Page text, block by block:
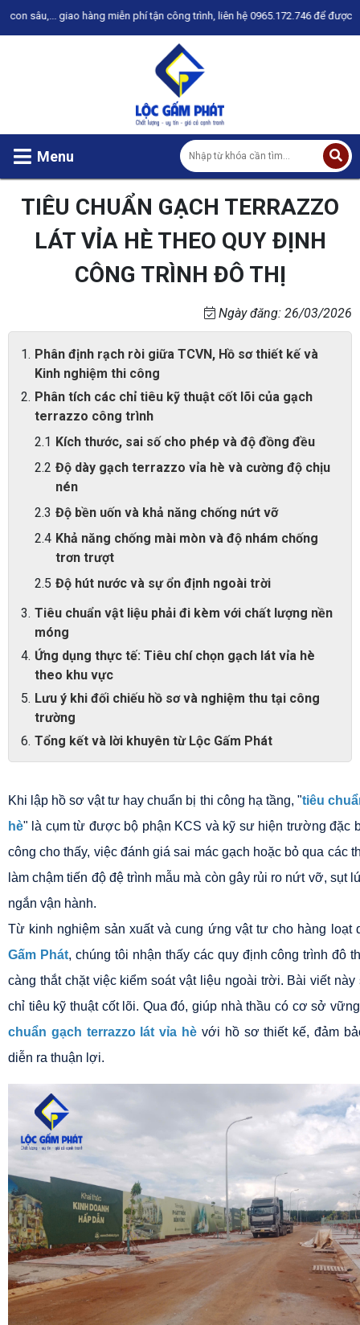
hàng miễn phí tận công trình, liên hệ 0965.172.746 để được tư vấn
Menu
TIÊU CHUẨN GẠCH TERRAZZO
LÁT VỈA HÈ THEO QUY ĐỊNH
CÔNG TRÌNH ĐÔ THỊ
Ngày đăng: 26/03/2026
Phân định rạch ròi giữa TCVN, Hồ sơ thiết kế và
Kinh nghiệm thi công
Phân tích các chỉ tiêu kỹ thuật cốt lõi của gạch
terrazzo công trình
Kích thước, sai số cho phép và độ đồng đều
Độ dày gạch terrazzo vỉa hè và cường độ chịu
nén
Độ bền uốn và khả năng chống nứt vỡ
Khả năng chống mài mòn và độ nhám chống
trơn trượt
Độ hút nước và sự ổn định ngoài trời
Tiêu chuẩn vật liệu phải đi kèm với chất lượng nền
móng
Ứng dụng thực tế: Tiêu chí chọn gạch lát vỉa hè
theo khu vực
Lưu ý khi đối chiếu hồ sơ và nghiệm thu tại công
trường
Tổng kết và lời khuyên từ Lộc Gấm Phát
Khi lập hồ sơ vật tư hay chuẩn bị thi công hạ tầng, "tiêu
hè" là cụm từ được bộ phận KCS và kỹ sư hiện trường đặc
công cho thấy, việc đánh giá sai mác gạch hoặc bỏ qua các
làm chậm tiến độ đệ trình mẫu mà còn gây rủi ro nứt vỡ, sụt
ngắn vận hành.
Từ kinh nghiệm sản xuất và cung ứng vật tư cho hàng
Gấm Phát, chúng tôi nhận thấy các quy định công trình đô
càng thắt chặt việc kiểm soát vật liệu ngoài trời. Bài viết
chỉ tiêu kỹ thuật cốt lõi. Qua đó, giúp nhà thầu có cơ sở
chuẩn gạch terrazzo lát vỉa hè với hồ sơ thiết kế, đảm
diễn ra thuận lợi.